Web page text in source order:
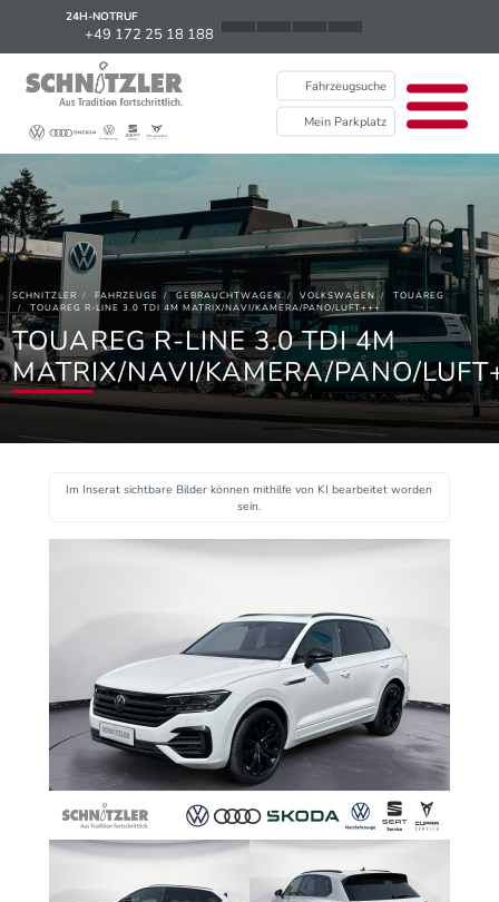
24H-NOTRUF
+49 172 25 18 188
Fahrzeugsuche
Mein Parkplatz
News
Kontakt / Standorte
Über uns
Newsletter
EU Data Act
SCHNITZLER FAHRZEUGE GEBRAUCHTWAGEN VOLKSWAGEN
TOUAREG
TOUAREG R-LINE 3.0 TDI 4M MATRIX/NAVI/KAMERA/PANO/LUFT+++
TOUAREG R-LINE 3.0 TDI 4M
MATRIX/NAVI/KAMERA/PANO/
Im Inserat sichtbare Bilder können mithilfe von KI bearbeitet worden
sein.